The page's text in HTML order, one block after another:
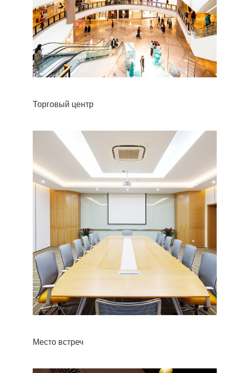
Торговый центр
Место встреч